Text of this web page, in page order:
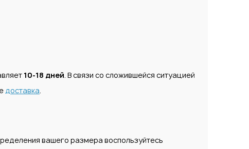
10-18 дней. В связи со сложившейся ситуацией
доставка.
вашего размера воспользуйтесь